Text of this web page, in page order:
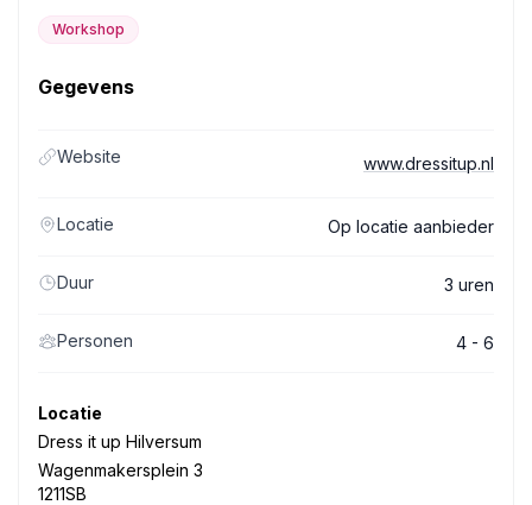
Workshop
Gegevens
Website www.dressitup.nl
Locatie Op locatie aanbieder
Duur 3 uren
Personen 4 - 6
Locatie
Dress it up Hilversum
Wagenmakersplein 3
1211SB